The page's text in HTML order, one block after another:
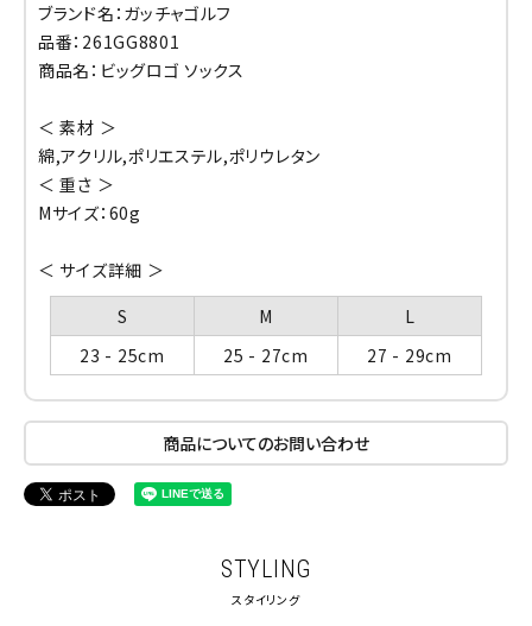
ブランド名：ガッチャゴルフ
品番：261GG8801
商品名：ビッグロゴ ソックス
＜ 素材 ＞
綿,アクリル,ポリエステル,ポリウレタン
＜ 重さ ＞
Mサイズ：60g
＜ サイズ詳細 ＞
S
M
L
23 - 25cm
25 - 27cm 27 - 29cm
商品についてのお問い合わせ
STYLING
スタイリング